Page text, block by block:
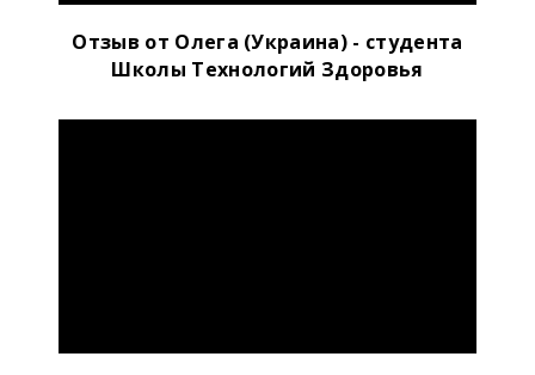
Отзыв от Олега (Украина) - студента
Школы Технологий Здоровья